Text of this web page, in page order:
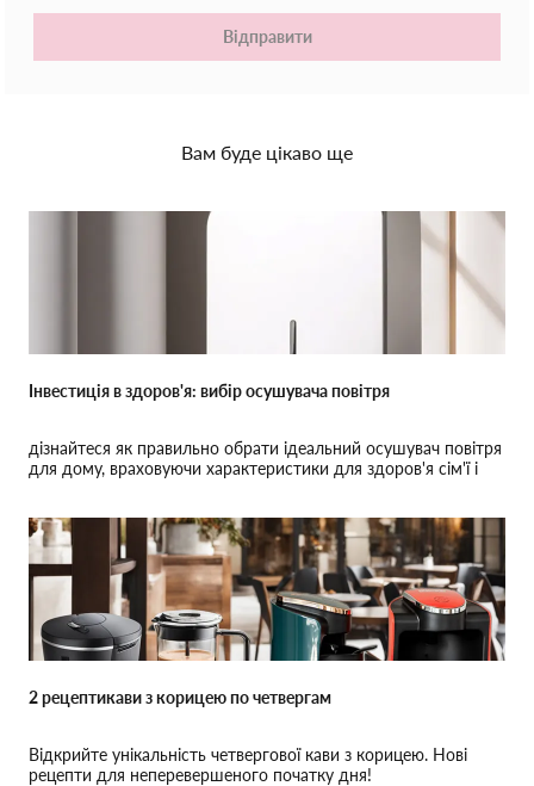
Відправити
Вам буде цікаво ще
Інвестиція в здоров'я: вибір осушувача повітря
дізнайтеся як правильно обрати ідеальний осушувач повітря
для дому, враховуючи характеристики для здоров'я сім'ї і
2 рецептикави з корицею по четвергам
Відкрийте унікальність четвергової кави з корицею. Нові
рецепти для неперевершеного початку дня!